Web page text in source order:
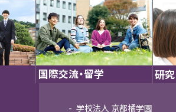
国際交流・留学 研
学校法人 京都橘学園